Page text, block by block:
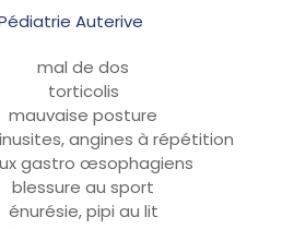
mal de dos
torticolis
mauvaise posture
angines à répétition
gastro œsophagiens
blessure au sport
énurésie, pipi au lit